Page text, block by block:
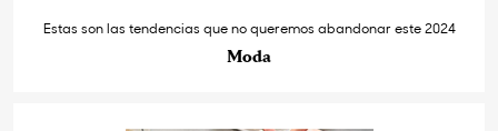
Estas son las tendencias que no queremos abandonar este 2024
Moda